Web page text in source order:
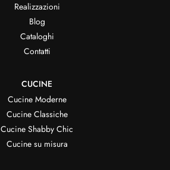
Realizzazioni
Blog
Cataloghi
Contatti
CUCINE
Cucine Moderne
Cucine Classiche
Cucine Shabby Chic
Cucine su misura